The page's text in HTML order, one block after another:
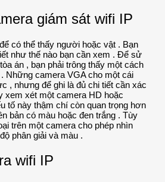
giám sát wifi IP
có thể thấy người hoặc vật . Bạn
như thế nào bạn cần xem . Để sử
án , bạn phải trông thấy một cách
Những camera VGA cho một cái
, nhưng để ghi là đủ chi tiết cần xác
xem xét một camera HD hoặc
tố này thậm chí còn quan trọng hơn
bản có màu hoặc đen trắng . Tùy
trên một camera cho phép nhìn
phân giải và màu .
wifi IP